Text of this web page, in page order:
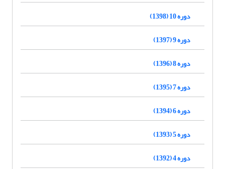
دوره 10 (1398)
دوره 9 (1397)
دوره 8 (1396)
دوره 7 (1395)
دوره 6 (1394)
دوره 5 (1393)
دوره 4 (1392)